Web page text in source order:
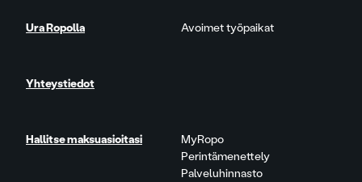
Ura Ropolla Avoimet työpaikat
Yhteystiedot
Hallitse maksuasioitasi
MyRopo
Perintämenettely
Palveluhinnasto